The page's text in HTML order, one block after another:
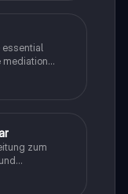
und
mediation
main parts,
blog
zum
die
Vokabeln,